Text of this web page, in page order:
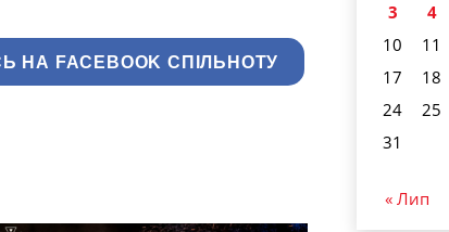
НА FACEBOOK СПІЛЬНОТУ
3
4
10
11
17
18
24
25
31
« Лип